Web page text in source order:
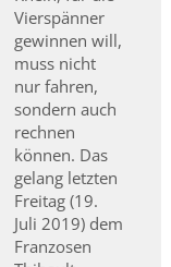
Vierspänner
gewinnen will,
muss nicht
nur fahren,
sondern auch
rechnen
können. Das
gelang letzten
Freitag (19.
Juli 2019) dem
Franzosen